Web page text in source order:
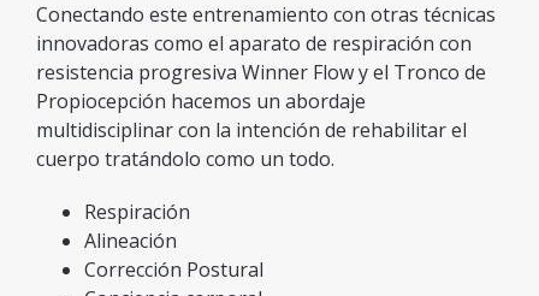
Conectando este entrenamiento con otras técnicas
innovadoras como el aparato de respiración con
resistencia progresiva Winner Flow y el Tronco de
Propiocepción hacemos un abordaje
multidisciplinar con la intención de rehabilitar el
cuerpo tratándolo como un todo.
Respiración
Alineación
Corrección Postural